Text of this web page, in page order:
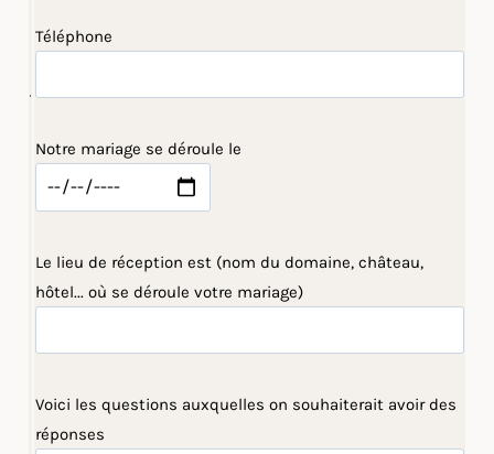
Téléphone
Notre mariage se déroule le
Le lieu de réception est (nom du domaine, château,
hôtel... où se déroule votre mariage)
Voici les questions auxquelles on souhaiterait avoir des
réponses